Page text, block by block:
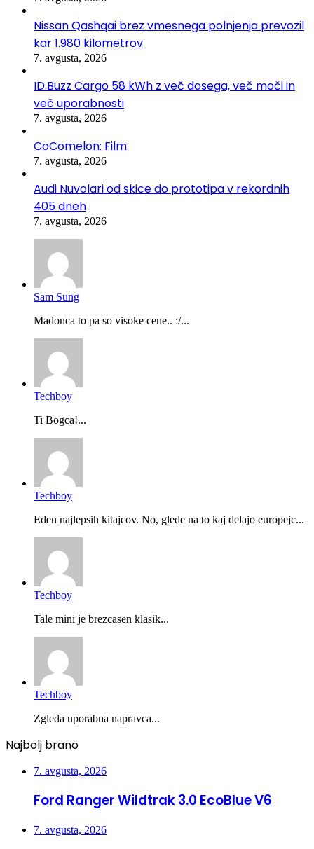
Nissan Qashqai brez vmesnega polnjenja prevozil
kar 1.980 kilometrov
7. avgusta, 2026
ID.Buzz Cargo 58 kWh z več dosega, več moči in
več uporabnosti
7. avgusta, 2026
CoComelon: Film
7. avgusta, 2026
Audi Nuvolari od skice do prototipa v rekordnih
405 dneh
7. avgusta, 2026
Sam Sung
Madonca to pa so visoke cene.. :/...
Techboy
Ti Bogca!...
Techboy
Eden najlepsih kitajcov. No, glede na to kaj delajo europejc...
Techboy
Tale mini je brezcasen klasik...
Techboy
Zgleda uporabna napravca...
Najbolj brano
7. avgusta, 2026
Ford Ranger Wildtrak 3.0 EcoBlue V6
7. avgusta, 2026